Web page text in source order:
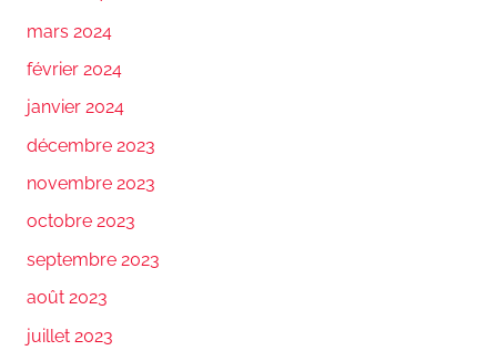
mars 2024
février 2024
janvier 2024
décembre 2023
novembre 2023
octobre 2023
septembre 2023
août 2023
juillet 2023